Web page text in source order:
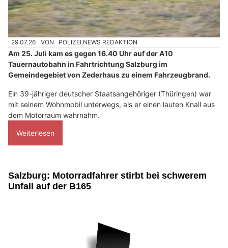
29.07.26 VON POLIZEI.NEWS REDAKTION
Am 25. Juli kam es gegen 16.40 Uhr auf der A10
Tauernautobahn in Fahrtrichtung Salzburg im
Gemeindegebiet von Zederhaus zu einem Fahrzeugbrand.
Ein 39-jähriger deutscher Staatsangehöriger (Thüringen) war
mit seinem Wohnmobil unterwegs, als er einen lauten Knall aus
dem Motorraum wahrnahm.
Weiterlesen
Salzburg: Motorradfahrer stirbt bei schwerem
Unfall auf der B165